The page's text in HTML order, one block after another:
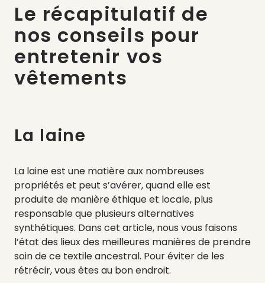
Le récapitulatif de
nos conseils pour
entretenir vos
vêtements
La laine
La laine est une matière aux nombreuses
propriétés et peut s’avérer, quand elle est
produite de manière éthique et locale, plus
responsable que plusieurs alternatives
synthétiques. Dans cet article, nous vous faisons
l’état des lieux des meilleures manières de prendre
soin de ce textile ancestral. Pour éviter de les
rétrécir, vous êtes au bon endroit.